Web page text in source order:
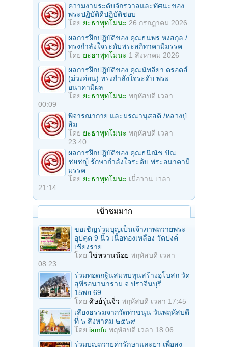
ความงามระดับจักรวาลและทัศนะของ
พระปฏิบัติดีปฏิบัติชอบ
โดย ยะธาพุทโมนะ 26 กรกฎาคม 2026
ผลการฝึกปฎิบัติของ คุณธนพร หงสกุล /
ทรงกำลังใจระดับพระสกิทาคามีมรรค
โดย ยะธาพุทโมนะ 1 สิงหาคม 2026
ผลการฝึกปฎิบัติของ คุณนัทลียา ดรอดส์
(ม่วงอ่อน) ทรงกำลังใจระดับ พระ
อนาคามีผล
โดย ยะธาพุทโมนะ พฤหัสบดี เวลา
00:09
พิจารณากาย และมรณานุสสติ /หลวงปู่
สิม
โดย ยะธาพุทโมนะ พฤหัสบดี เวลา
23:40
ผลการฝึกปฎิบัติของ คุณธนิณัช ปัณ
ชยชญ์ รักษากำลังใจระดับ พระอนาคามี
มรรค
โดย ยะธาพุทโมนะ เมื่อวาน เวลา
21:14
เข้าชมมาก
ขอเชิญร่วมบุญเป็นเจ้าภาพถวายพระ
อุปคุต 9 นิ้ว เนื้อทองเหลือง วัดปงค์
เชียงราย
โดยไข่หวานน้อย พฤหัสบดี เวลา
08:23
ร่วมทอดกฐินสมทบทุนสร้างอุโบสถ วัด
สุพีรอนวนาราม จ.ปราจีนบุรี
15พย.69
โดย ศิษย์รุ่นจิ๋ว พฤหัสบดี เวลา 17:45
เสียงธรรมจากวัดท่าขนุน วันพฤหัสบดี
ที่ ๖ สิงหาคม ๒๕๖๙
โดย iamfu พฤหัสบดี เวลา 18:06
ร่วมบุญถวายค่ารักษาและยา เพื่อสง